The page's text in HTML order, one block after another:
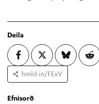
Deila
hmld.in/FExV
Efnisorð